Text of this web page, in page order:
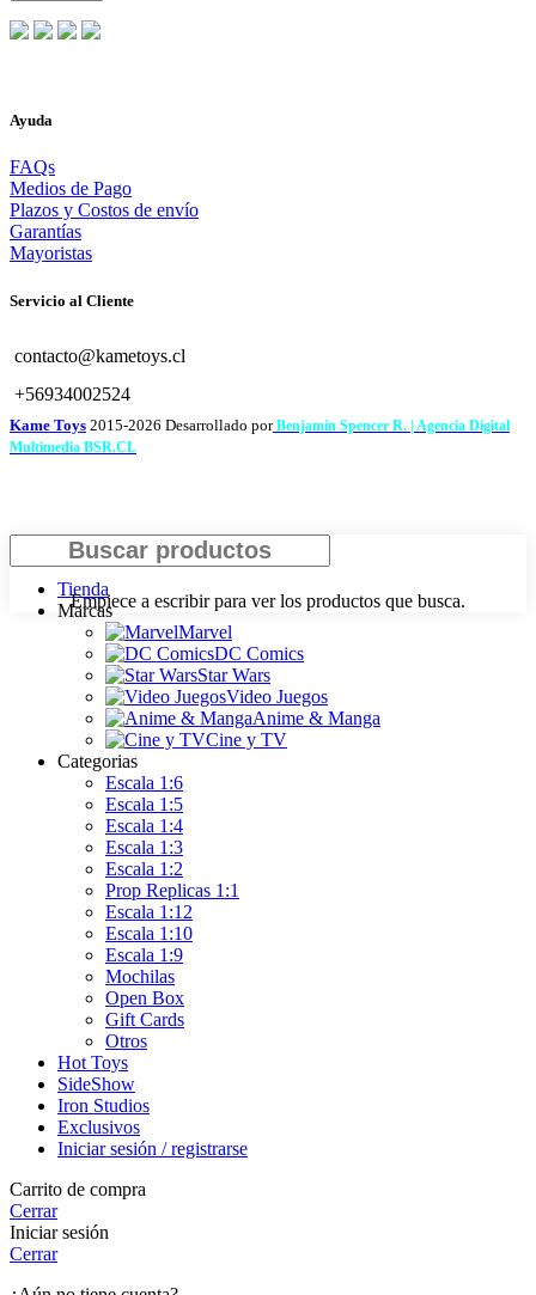
Ayuda
FAQs
Medios de Pago
Plazos y Costos de envío
Garantías
Mayoristas
Servicio al Cliente
contacto@kametoys.cl
+56934002524
Kame Toys 2015-2026 Desarrollado porBenjamín Spencer R. | Agencia Digital
Multimedia BSR.CL
Empiece a escribir para ver los productos que busca.
Buscar
Tienda
Marcas
Marvel
DC Comics
Star Wars
Video Juegos
Anime & Manga
Cine y TV
Categorias
Escala 1:6
Escala 1:5
Escala 1:4
Escala 1:3
Escala 1:2
Prop Replicas 1:1
Escala 1:12
Escala 1:10
Escala 1:9
Mochilas
Open Box
Gift Cards
Otros
Hot Toys
SideShow
Iron Studios
Exclusivos
Iniciar sesión / registrarse
Carrito de compra
Cerrar
Iniciar sesión
Cerrar